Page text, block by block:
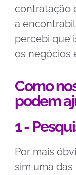
contratação
a
percebi que
os negócios
Como
podem
1 -
Por mais
sim uma